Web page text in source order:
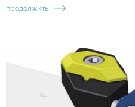
продолжить